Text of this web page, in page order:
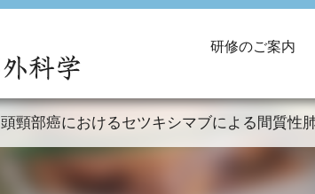
研修のご案内
頭頸部癌におけるセツキシマブによる間質性